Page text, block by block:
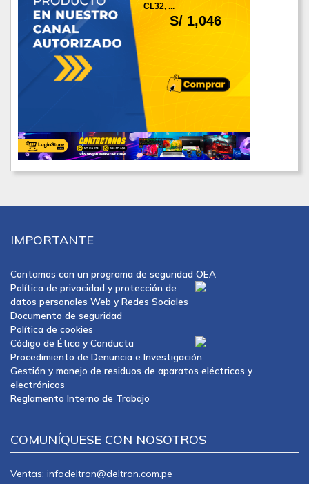
S/ 1,046
CL32, ...
IMPORTANTE
Contamos con un programa de seguridad OEA
Política de privacidad y protección de
datos personales Web y Redes Sociales
Documento de seguridad
Política de cookies
Código de Ética y Conducta
Procedimiento de Denuncia e Investigación
Gestión y manejo de residuos de aparatos eléctricos y
electrónicos
Reglamento Interno de Trabajo
COMUNÍQUESE CON NOSOTROS
Ventas: infodeltron@deltron.com.pe